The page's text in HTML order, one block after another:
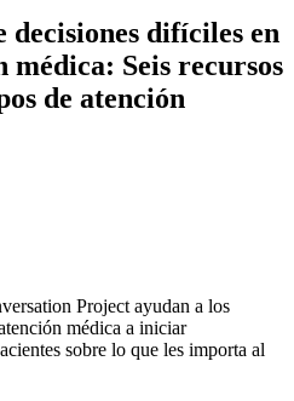
difíciles en
médica: Seis recursos
de atención
Project ayudan a los
médica a iniciar
sobre lo que les importa al